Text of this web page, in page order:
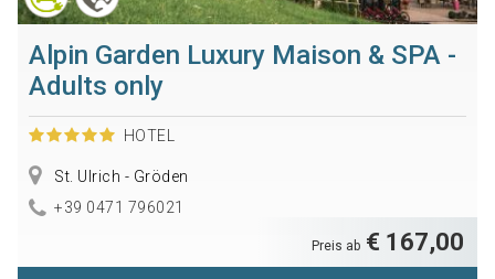
Alpin Garden Luxury Maison & SPA -
Adults only
HOTEL
St. Ulrich - Gröden
+39 0471 796021
Preis ab € 167,00